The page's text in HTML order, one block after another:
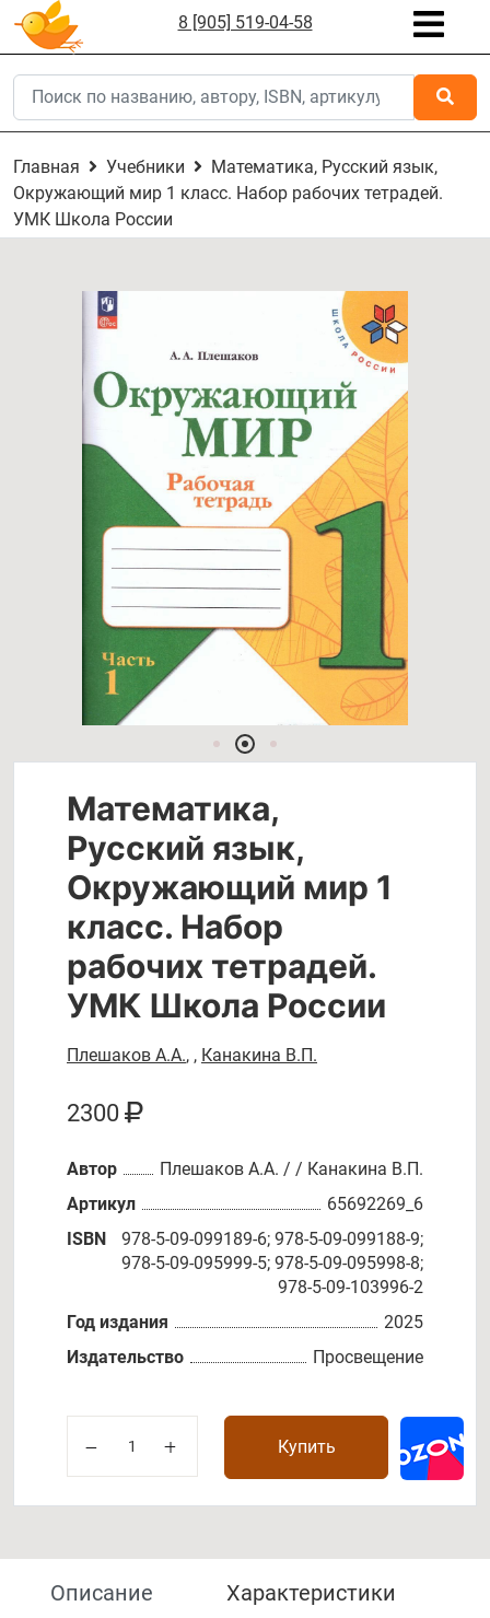
8 [905] 519-04-58
Главная Учебники
Математика, Русский язык,
Окружающий мир 1 класс. Набор рабочих тетрадей.
УМК Школа России
Математика,
Русский язык,
Окружающий мир 1
класс. Набор
рабочих тетрадей.
УМК Школа России
Плешаков А.А., , Канакина В.П.
2300
Автор
Плешаков А.А. / / Канакина В.П.
Артикул
65692269_6
ISBN
978-5-09-099189-6; 978-5-09-099188-9;
978-5-09-095999-5; 978-5-09-095998-8;
978-5-09-103996-2
Год издания
2025
Издательство
Просвещение
Купить
Описание Характеристики